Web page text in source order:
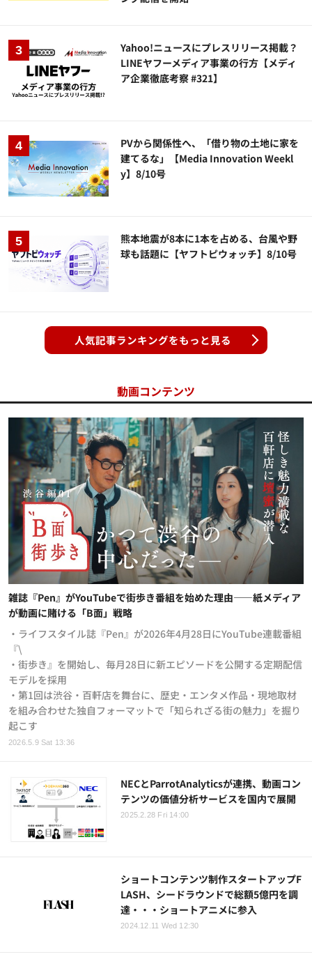
Yahoo!ニュースにプレスリリース掲載？
LINEヤフーメディア事業の行方【メディ
ア企業徹底考察 #321】
PVから関係性へ、「借り物の土地に家を
建てるな」【Media Innovation Weekl
y】8/10号
熊本地震が8本に1本を占める、台風や野
球も話題に【ヤフトピウォッチ】8/10号
人気記事ランキングをもっと見る
動画コンテンツ
2026.5.9 Sat 13:36
雑誌『Pen』がYouTubeで街歩き番組を始めた理由——紙メディア
が動画に賭ける「B面」戦略
・ライフスタイル誌『Pen』が2026年4月28日にYouTube連載番組
『\
・街歩き』を開始し、毎月28日に新エピソードを公開する定期配信
モデルを採用
・第1回は渋谷・百軒店を舞台に、歴史・エンタメ作品・現地取材
を組み合わせた独自フォーマットで「知られざる街の魅力」を掘り
起こす
NECとParrotAnalyticsが連携、動画コン
テンツの価値分析サービスを国内で展開
2025.2.28 Fri 14:00
ショートコンテンツ制作スタートアップF
LASH、シードラウンドで総額5億円を調
達・・・ショートアニメに参入
2024.12.11 Wed 12:30